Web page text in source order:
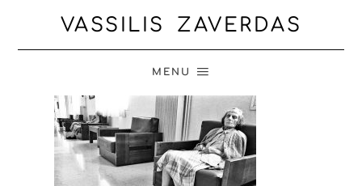
VASSILIS ZAVERDAS
MENU